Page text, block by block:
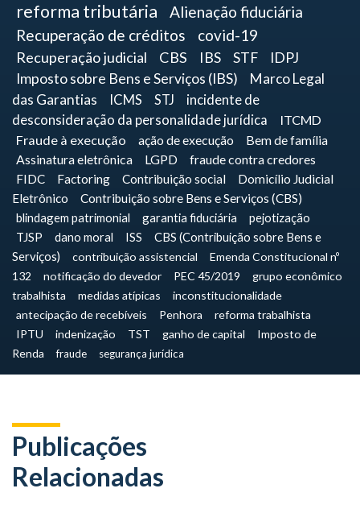
reforma tributária
Alienação fiduciária
Recuperação de créditos
covid-19
Recuperação judicial CBS IBS STF
IDPJ
Imposto sobre Bens e Serviços (IBS)
Marco Legal
das Garantias
ICMS STJ
incidente de
desconsideração da personalidade jurídica
ITCMD
Fraude à execução
ação de execução
Bem de família
Assinatura eletrônica
LGPD fraude contra credores
FIDC Factoring Contribuição social
Domicílio Judicial
Eletrônico
Contribuição sobre Bens e Serviços (CBS)
blindagem patrimonial
garantia fiduciária
pejotização
TJSP
dano moral ISS
CBS (Contribuição sobre Bens e
Serviços)
contribuição assistencial
Emenda Constitucional nº
132
notificação do devedor PEC 45/2019
grupo econômico
trabalhista
medidas atípicas
inconstitucionalidade
antecipação de recebíveis
Penhora
reforma trabalhista
IPTU
indenização TST ganho de capital
Imposto de
Renda
fraude segurança jurídica
Publicações
Relacionadas